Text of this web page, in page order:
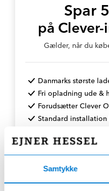
Samtykke
Spar
på Clever-
Gælder, når du
Danmarks største
Fri opladning ude &
Forudsætter Clever
Standard